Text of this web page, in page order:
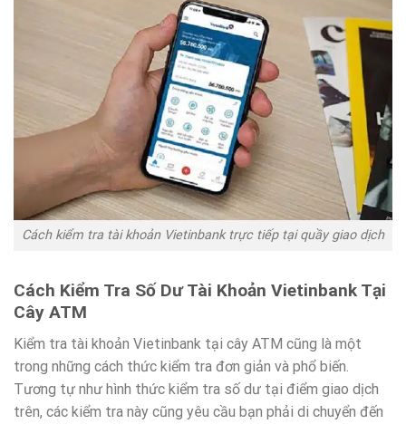
Cách kiểm tra tài khoản Vietinbank trực tiếp tại quầy giao dịch
Cách Kiểm Tra Số Dư Tài Khoản Vietinbank Tại
Cây ATM
Kiểm tra tài khoản Vietinbank tại cây ATM cũng là một
trong những cách thức kiểm tra đơn giản và phổ biến.
Tương tự như hình thức kiểm tra số dư tại điểm giao dịch
trên, các kiểm tra này cũng yêu cầu bạn phải di chuyển đến